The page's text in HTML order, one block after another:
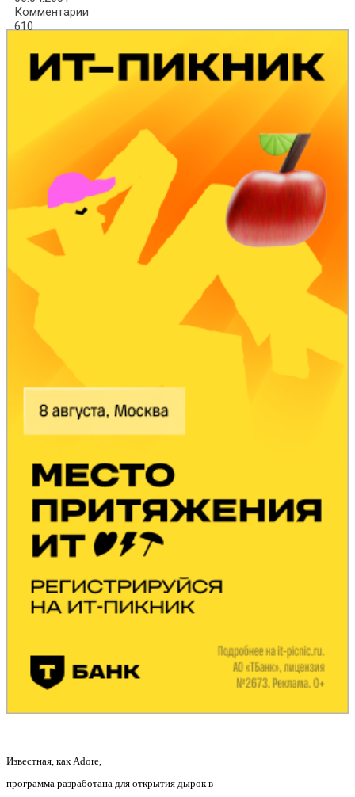
Комментарии
610
Известная, как Adore,
программа разработана для открытия дырок в